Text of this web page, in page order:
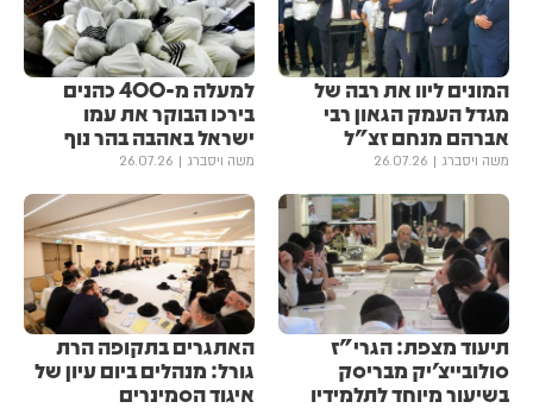
המונים ליוו את רבה של
מגדל העמק הגאון רבי
אברהם מנחם זצ"ל
משה ויסברג 26.07.26
למעלה מ-400 כהנים
בירכו הבוקר את עמו
ישראל באהבה בהר נוף
משה ויסברג 26.07.26
תיעוד מצפת: הגרי"ז
סולובייצ'יק מבריסק
בשיעור מיוחד לתלמידיו
האתגרים בתקופה הרת
גורל: מנהלים ביום עיון של
איגוד הסמינרים